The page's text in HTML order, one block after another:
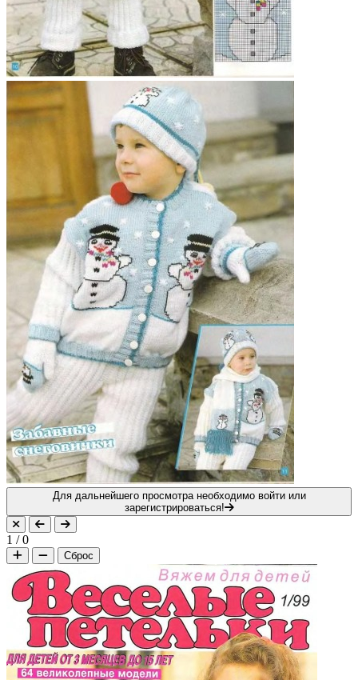
Для дальнейшего просмотра необходимо войти или
зарегистрироваться!
1 /0
Сброс